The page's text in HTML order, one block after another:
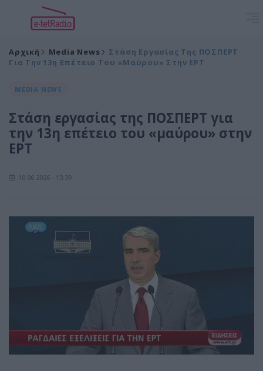
Αρχική Media News
Στάση Εργασίας Της ΠΟΣΠΕΡΤ
Για Την 13η Επέτειο Του «μαύρου» Στην ΕΡΤ
MEDIA NEWS
Στάση εργασίας της ΠΟΣΠΕΡΤ για
την 13η επέτειο του «μαύρου» στην
ΕΡΤ
10.06.2026 - 13:39